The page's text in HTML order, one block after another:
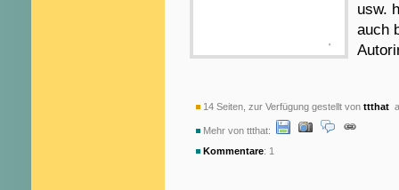
usw.
auch
14 Seiten, zur Verfügung gestellt von ttthat
Mehr von ttthat:
Kommentare: 1